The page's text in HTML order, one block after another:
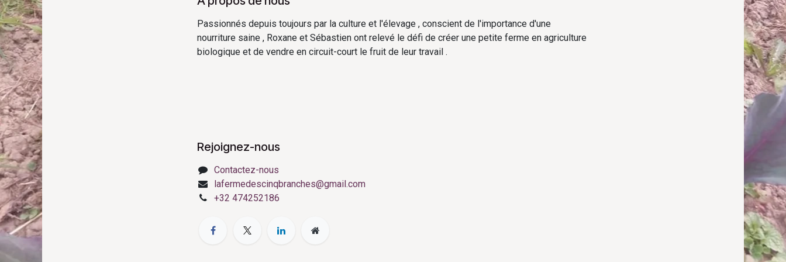
Passionnés depuis toujours par la culture et l'élevage , conscient de l'importance d'une
nourriture saine , Roxane et Sébastien ont relevé le défi de créer une petite ferme en agriculture
biologique et de vendre en circuit-court le fruit de leur travail .
Rejoignez-nous
Contactez-nous
lafermedescinqbranches@gmail.com
+32 474252186